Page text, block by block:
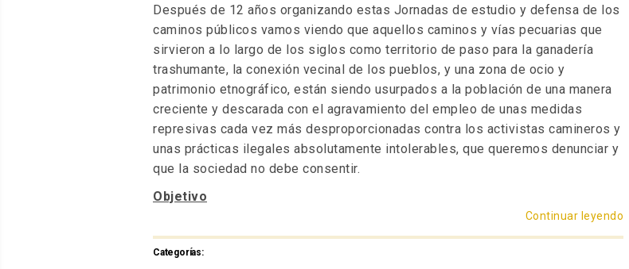
Después de 12 años organizando estas Jornadas de estudio y defensa de los
caminos públicos vamos viendo que aquellos caminos y vías pecuarias que
sirvieron a lo largo de los siglos como territorio de paso para la ganadería
trashumante, la conexión vecinal de los pueblos, y una zona de ocio y
patrimonio etnográfico, están siendo usurpados a la población de una manera
creciente y descarada con el agravamiento del empleo de unas medidas
represivas cada vez más desproporcionadas contra los activistas camineros y
unas prácticas ilegales absolutamente intolerables, que queremos denunciar y
que la sociedad no debe consentir.
Objetivo
Continuar leyendo
Categorías:Categorías